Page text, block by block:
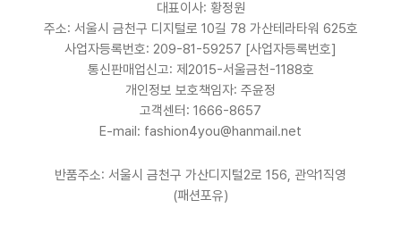
대표이사: 황정원
주소: 서울시 금천구 디지털로 10길 78 가산테라타워 625호
사업자등록번호: 209-81-59257 [사업자등록번호]
통신판매업신고: 제2015-서울금천-1188호
개인정보 보호책임자: 주윤정
고객센터: 1666-8657
E-mail: fashion4you@hanmail.net
반품주소: 서울시 금천구 가산디지털2로 156, 관악1직영
(패션포유)